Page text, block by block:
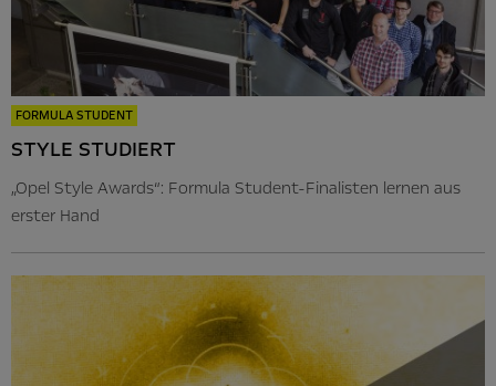
FORMULA STUDENT
STYLE STUDIERT
„Opel Style Awards“: Formula Student-Finalisten lernen aus
erster Hand